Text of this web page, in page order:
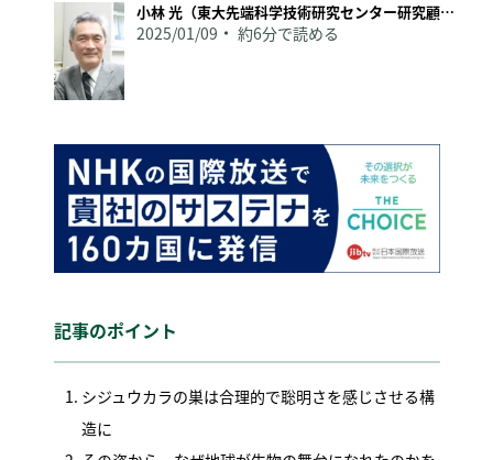
小林 光（東大先端科学技術研究センター研究顧問）
2025/01/09 約6分で読める
記事のポイント
シジュウカラの巣は合理的で聡明さを感じさせる構
造に